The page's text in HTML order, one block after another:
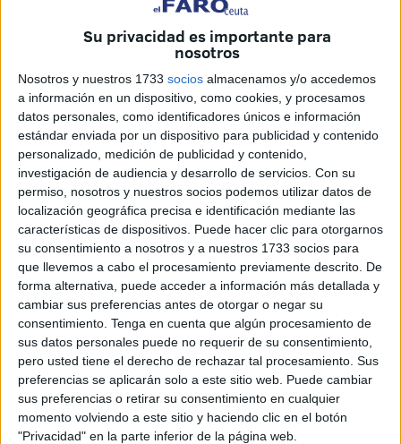
Su privacidad es importante para
nosotros
Nosotros y nuestros 1733 socios almacenamos y/o accedemos
a información en un dispositivo, como cookies, y procesamos
datos personales, como identificadores únicos e información
estándar enviada por un dispositivo para publicidad y contenido
personalizado, medición de publicidad y contenido,
investigación de audiencia y desarrollo de servicios. Con su
permiso, nosotros y nuestros socios podemos utilizar datos de
localización geográfica precisa e identificación mediante las
características de dispositivos. Puede hacer clic para otorgarnos
su consentimiento a nosotros y a nuestros 1733 socios para
que llevemos a cabo el procesamiento previamente descrito. De
forma alternativa, puede acceder a información más detallada y
cambiar sus preferencias antes de otorgar o negar su
consentimiento. Tenga en cuenta que algún procesamiento de
sus datos personales puede no requerir de su consentimiento,
pero usted tiene el derecho de rechazar tal procesamiento. Sus
preferencias se aplicarán solo a este sitio web. Puede cambiar
sus preferencias o retirar su consentimiento en cualquier
momento volviendo a este sitio y haciendo clic en el botón
"Privacidad" en la parte inferior de la página web.
La familia del jovenBilal Hamtou, de 28 años y natural de
Rincón(Marruecos), pide ayuda para dar con él. No tienen
noticias de su paradero desde la noche del jueves 10 de
julio, cuandodecidió cruzar a Ceutaa nado por el
espigónque separa Beliones deBenzú.
Vestido con untraje de neoprenode tonosazulesycon
marcasverdes, se echó al mar con más personas. El
único queno llegó a la ciudadha sido él.
Sufamilia lo busca,solicita informaciónsobre su
paradero ante la ausencia de noticias. Están
desesperados, por eso mismo reclaman ayuda a quien
pueda haberlo visto o tenga alguna pista.